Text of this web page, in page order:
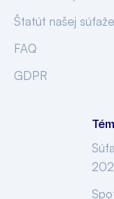
Štatút našej súťaže
FAQ
GDPR